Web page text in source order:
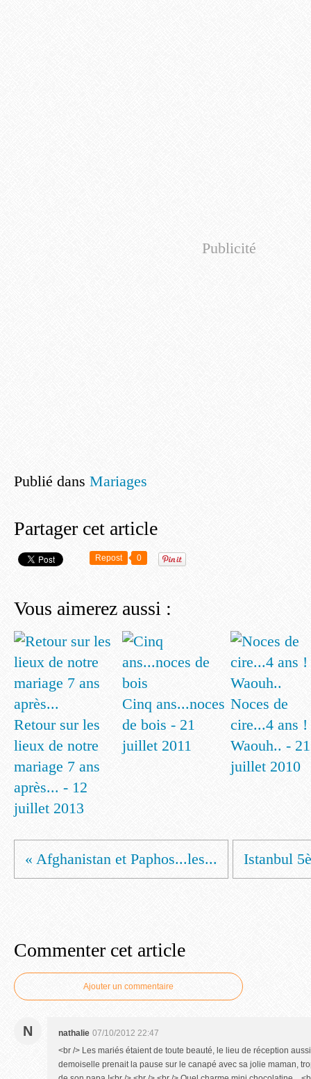
Publicité
Publié dans Mariages
Partager cet article
Repost 0
Vous aimerez aussi :
Retour sur les
lieux de notre
mariage 7 ans
après... - 12
juillet 2013
Cinq ans...noces
de bois - 21
juillet 2011
Noces de
cire...4 ans !
Waouh.. - 21
juillet 2010
« Afghanistan et Paphos...les... Istanbul
Commenter cet article
Ajouter un commentaire
N nathalie 07/10/2012 22:47
<br /> Les mariés étaient de toute beauté, le lieu de réception
demoiselle prenait la pause sur le canapé avec sa jolie maman,